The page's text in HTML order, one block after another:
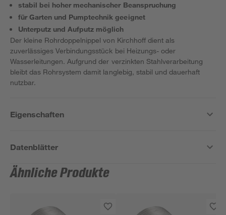
stabil bei hoher mechanischer Beanspruchung
für Garten und Pumptechnik geeignet
Unterputz und Aufputz möglich
Der kleine Rohrdoppelnippel von Kirchhoff dient als
zuverlässiges Verbindungsstück bei Heizungs- oder
Wasserleitungen. Aufgrund der verzinkten Stahlverarbeitung
bleibt das Rohrsystem damit langlebig, stabil und dauerhaft
nutzbar.
Eigenschaften
Datenblätter
Ähnliche Produkte